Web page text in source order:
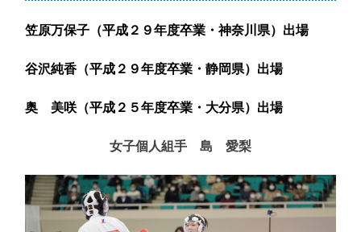
笠原万保子（平成２９年度卒業・神奈川県）出場
谷沢純香（平成２９年度卒業・静岡県）出場
奥 美咲（平成２５年度卒業・大分県）出場
女子個人組手 島 愛梨